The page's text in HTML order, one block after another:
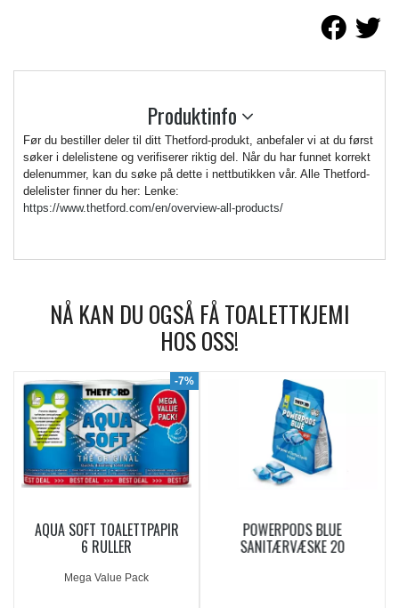
Produktinfo
Før du bestiller deler til ditt Thetford-produkt, anbefaler vi at du først
søker i delelistene og verifiserer riktig del. Når du har funnet korrekt
delenummer, kan du søke på dette i nettbutikken vår. Alle Thetford-
delelister finner du her: Lenke:
https://www.thetford.com/en/overview-all-products/
NÅ KAN DU OGSÅ FÅ TOALETTKJEMI
HOS OSS!
-7%
AQUA SOFT TOALETTPAPIR
6 RULLER
Mega Value Pack
POWERPODS BLUE
SANITÆRVÆSKE 20